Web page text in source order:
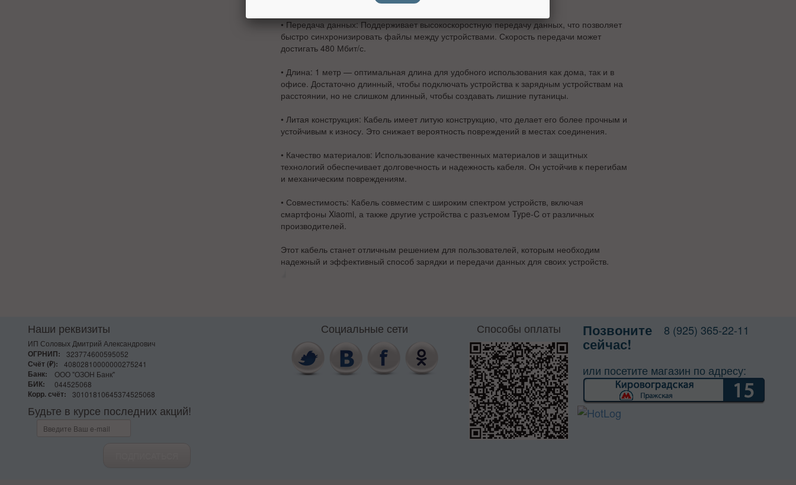
• Передача данных: Поддерживает высокоскоростную передачу данных, что позволяет
быстро синхронизировать файлы между устройствами. Скорость передачи может
достигать 480 Мбит/с.
• Длина: 1 метр — оптимальная длина для удобного использования как дома, так и в
офисе. Достаточно длинный, чтобы подключать устройства к зарядным устройствам на
расстоянии, но не слишком длинный, чтобы создавать лишние путаницы.
• Литая конструкция: Кабель имеет литую конструкцию, что делает его более прочным и
устойчивым к износу. Это снижает вероятность повреждений в местах соединения.
• Качество материалов: Использование качественных материалов и защитных
технологий обеспечивает долговечность и надежность кабеля. Он устойчив к перегибам
и механическим повреждениям.
• Совместимость: Кабель совместим с широким спектром устройств, включая
смартфоны Xiaomi, а также другие устройства с разъемом Type-C от различных
производителей.
Этот кабель станет отличным решением для пользователей, которым необходим
надежный и эффективный способ зарядки и передачи данных для своих устройств.
Наши реквизиты
ИП Соловых Дмитрий Александрович
ОГРНИП:
323774600595052
Счёт (₽):
40802810000000275241
Банк:
ООО "ОЗОН Банк"
БИК:
044525068
Корр. счёт:
30101810645374525068
Будьте в курсе последних акций!
Социальные сети Способы оплаты Позвоните
сейчас!
8 (925) 365-22-11
или посетите магазин по адресу: